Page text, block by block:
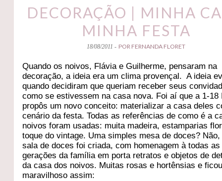
DECORAÇÃO | MINHA
MINHA FESTA
18/08/2011 - POR FERNANDA FLORET
Quando os noivos, Flávia e Guilherme, pensaram na
decoração, a ideia era um clima provençal. A ideia
quando decidiram que queriam receber seus
como se estivessem na casa nova. Foi aí que a 1-18
propôs um novo conceito: materializar a casa deles
cenário da festa. Todas as referências de como é a
noivos foram usadas: muita madeira, estamparias
toque do vintage. Uma simples mesa de doces? Não,
sala de doces foi criada, com homenagem à todas as
gerações da família em porta retratos e objetos de
da casa dos noivos. Muitas rosas e hortênsias e
maravilhoso assim: